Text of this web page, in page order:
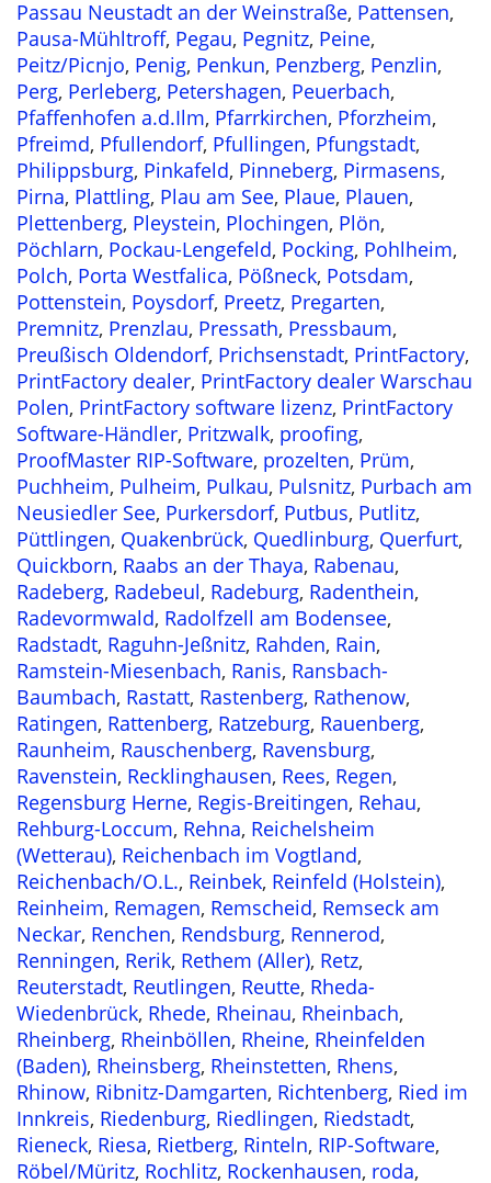
Passau Neustadt an der Weinstraße, Pattensen,
Pausa-Mühltroff, Pegau, Pegnitz, Peine,
Peitz/Picnjo, Penig, Penkun, Penzberg, Penzlin,
Perg, Perleberg, Petershagen, Peuerbach,
Pfaffenhofen a.d.Ilm, Pfarrkirchen, Pforzheim,
Pfreimd, Pfullendorf, Pfullingen, Pfungstadt,
Philippsburg, Pinkafeld, Pinneberg, Pirmasens,
Pirna, Plattling, Plau am See, Plaue, Plauen,
Plettenberg, Pleystein, Plochingen, Plön,
Pöchlarn, Pockau-Lengefeld, Pocking, Pohlheim,
Polch, Porta Westfalica, Pößneck, Potsdam,
Pottenstein, Poysdorf, Preetz, Pregarten,
Premnitz, Prenzlau, Pressath, Pressbaum,
Preußisch Oldendorf, Prichsenstadt, PrintFactory,
PrintFactory dealer, PrintFactory dealer Warschau
Polen, PrintFactory software lizenz, PrintFactory
Software-Händler, Pritzwalk, proofing,
ProofMaster RIP-Software, prozelten, Prüm,
Puchheim, Pulheim, Pulkau, Pulsnitz, Purbach am
Neusiedler See, Purkersdorf, Putbus, Putlitz,
Püttlingen, Quakenbrück, Quedlinburg, Querfurt,
Quickborn, Raabs an der Thaya, Rabenau,
Radeberg, Radebeul, Radeburg, Radenthein,
Radevormwald, Radolfzell am Bodensee,
Radstadt, Raguhn-Jeßnitz, Rahden, Rain,
Ramstein-Miesenbach, Ranis, Ransbach-
Baumbach, Rastatt, Rastenberg, Rathenow,
Ratingen, Rattenberg, Ratzeburg, Rauenberg,
Raunheim, Rauschenberg, Ravensburg,
Ravenstein, Recklinghausen, Rees, Regen,
Regensburg Herne, Regis-Breitingen, Rehau,
Rehburg-Loccum, Rehna, Reichelsheim
(Wetterau), Reichenbach im Vogtland,
Reichenbach/O.L., Reinbek, Reinfeld (Holstein),
Reinheim, Remagen, Remscheid, Remseck am
Neckar, Renchen, Rendsburg, Rennerod,
Renningen, Rerik, Rethem (Aller), Retz,
Reuterstadt, Reutlingen, Reutte, Rheda-
Wiedenbrück, Rhede, Rheinau, Rheinbach,
Rheinberg, Rheinböllen, Rheine, Rheinfelden
(Baden), Rheinsberg, Rheinstetten, Rhens,
Rhinow, Ribnitz-Damgarten, Richtenberg, Ried im
Innkreis, Riedenburg, Riedlingen, Riedstadt,
Rieneck, Riesa, Rietberg, Rinteln, RIP-Software,
Röbel/Müritz, Rochlitz, Rockenhausen, roda,